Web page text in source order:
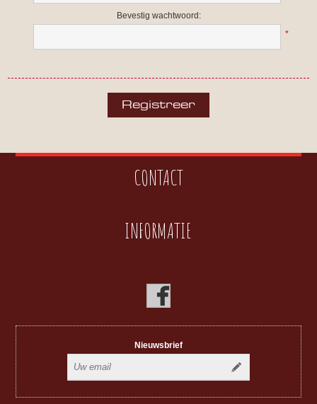
Bevestig wachtwoord:
*
CONTACT
INFORMATIE
Nieuwsbrief